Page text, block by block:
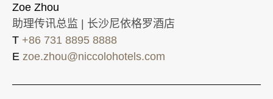
Zoe Zhou
助理传讯总监 | 长沙尼依格罗酒店
T +86 731 8895 8888
E zoe.zhou@niccolohotels.com